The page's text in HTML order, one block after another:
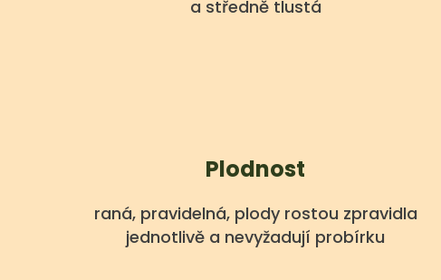
a středně tlustá
Plodnost
raná, pravidelná, plody rostou zpravidla
jednotlivě a nevyžadují probírku